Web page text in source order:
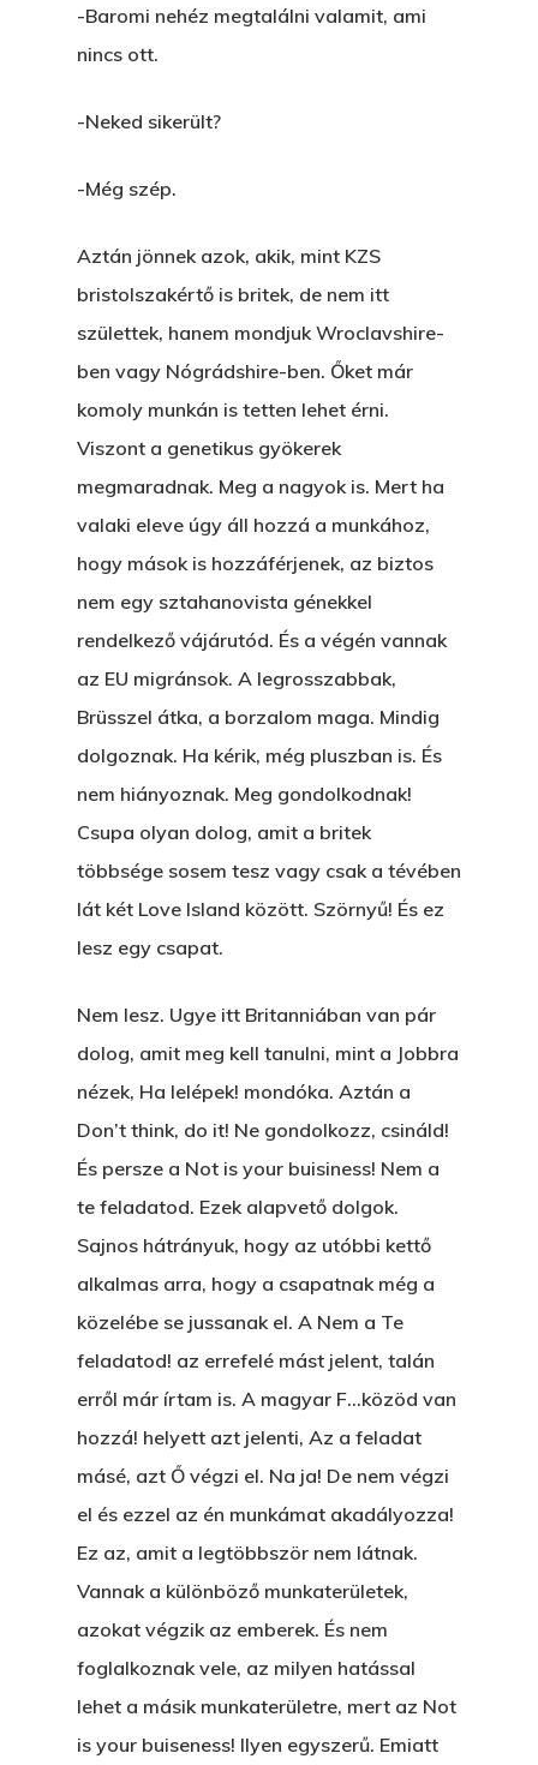
-Baromi nehéz megtalálni valamit, ami
nincs ott.
-Neked sikerült?
-Még szép.
Aztán jönnek azok, akik, mint KZS
bristolszakértő is britek, de nem itt
születtek, hanem mondjuk Wroclavshire-
ben vagy Nógrádshire-ben. Őket már
komoly munkán is tetten lehet érni.
Viszont a genetikus gyökerek
megmaradnak. Meg a nagyok is. Mert ha
valaki eleve úgy áll hozzá a munkához,
hogy mások is hozzáférjenek, az biztos
nem egy sztahanovista génekkel
rendelkező vájárutód. És a végén vannak
az EU migránsok. A legrosszabbak,
Brüsszel átka, a borzalom maga. Mindig
dolgoznak. Ha kérik, még pluszban is. És
nem hiányoznak. Meg gondolkodnak!
Csupa olyan dolog, amit a britek
többsége sosem tesz vagy csak a tévében
lát két Love Island között. Szörnyű! És ez
lesz egy csapat.
Nem lesz. Ugye itt Britanniában van pár
dolog, amit meg kell tanulni, mint a Jobbra
nézek, Ha lelépek! mondóka. Aztán a
Don’t think, do it! Ne gondolkozz, csináld!
És persze a Not is your buisiness! Nem a
te feladatod. Ezek alapvető dolgok.
Sajnos hátrányuk, hogy az utóbbi kettő
alkalmas arra, hogy a csapatnak még a
közelébe se jussanak el. A Nem a Te
feladatod! az errefelé mást jelent, talán
erről már írtam is. A magyar F…közöd van
hozzá! helyett azt jelenti, Az a feladat
másé, azt Ő végzi el. Na ja! De nem végzi
el és ezzel az én munkámat akadályozza!
Ez az, amit a legtöbbször nem látnak.
Vannak a különböző munkaterületek,
azokat végzik az emberek. És nem
foglalkoznak vele, az milyen hatással
lehet a másik munkaterületre, mert az Not
is your buiseness! Ilyen egyszerű. Emiatt